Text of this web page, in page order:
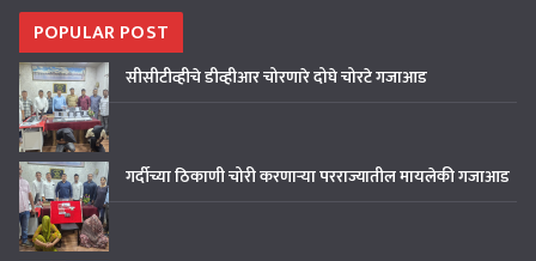
POPULAR POST
सीसीटीव्हीचे डीव्हीआर चोरणारे दोघे चोरटे गजाआड
गर्दीच्या ठिकाणी चोरी करणाऱ्या परराज्यातील मायलेकी गजाआड